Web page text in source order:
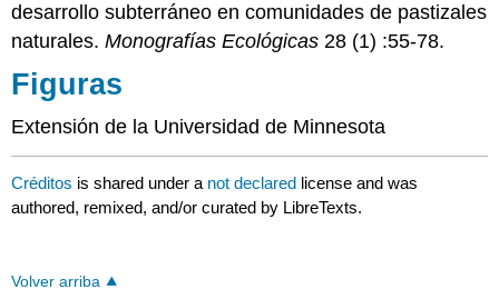
desarrollo subterráneo en comunidades de pastizales
naturales.Monografías Ecológicas 28 (1) :55-78.
Figuras
Extensión de la Universidad de Minnesota
Créditos is shared under a not declared license and was
authored, remixed, and/or curated by LibreTexts.
Volver arriba